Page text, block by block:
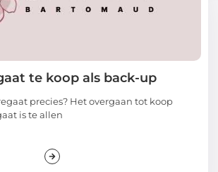
te koop als back-up
precies? Het overgaan tot koop
is te allen